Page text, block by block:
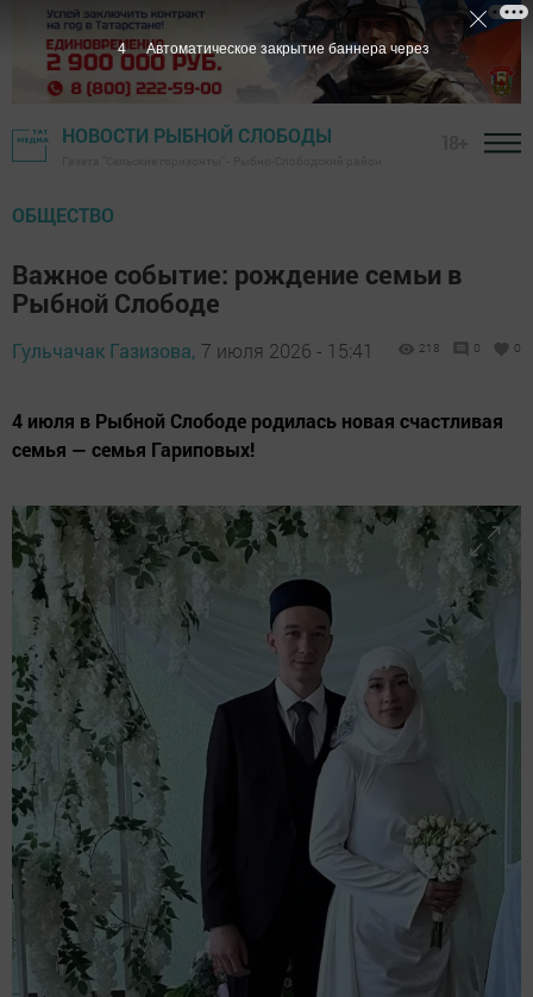
НОВОСТИ РЫБНОЙ СЛОБОДЫ
ОБЩЕСТВО
Важное событие: рождение семьи в
Рыбной Слободе
Гульчачак Газизова, 7 июля 2026 - 15:41 218 0 0
4 июля в Рыбной Слободе родилась новая счастливая
семья — семья Гариповых!
2 Автоматическое закрытие баннера через